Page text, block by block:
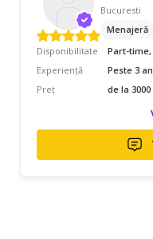
Bucuresti
Menajeră
Disponibilitate
Part-time,
Experiență
Peste 3
Preț
de la